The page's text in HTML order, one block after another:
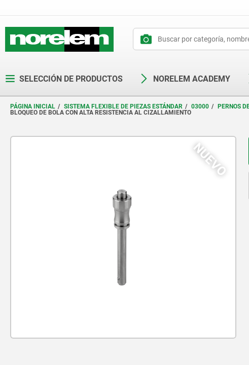
SELECCIÓN DE PRODUCTOS NORELEM ACADEMY
PÁGINA INICIAL SISTEMA FLEXIBLE DE PIEZAS ESTÁNDAR 03000 PERNOS
BLOQUEO DE BOLA CON ALTA RESISTENCIA AL CIZALLAMIENTO
NUEVO